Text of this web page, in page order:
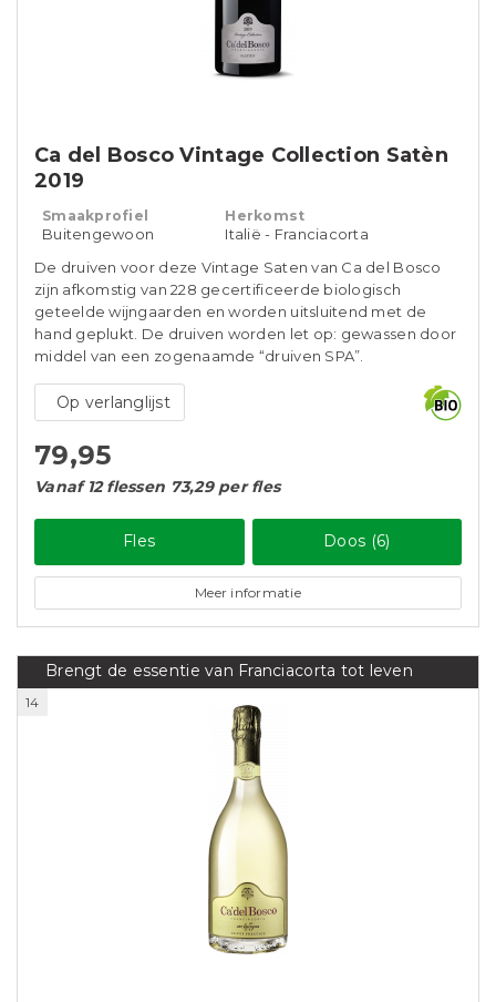
Ca del Bosco Vintage Collection Satèn
2019
Smaakprofiel
Buitengewoon
Herkomst
Italië - Franciacorta
De druiven voor deze Vintage Saten van Ca del Bosco
zijn afkomstig van 228 gecertificeerde biologisch
geteelde wijngaarden en worden uitsluitend met de
hand geplukt. De druiven worden let op: gewassen door
middel van een zogenaamde “druiven SPA”.
Op verlanglijst
79,95
Vanaf 12 flessen 73,29 per fles
Fles Doos (6)
Meer informatie
Brengt de essentie van Franciacorta tot leven
14